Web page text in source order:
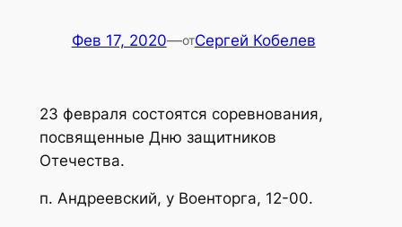
Фев 17, 2020—отСергей Кобелев
23 февраля состоятся соревнования,
посвященные Дню защитников
Отечества.
п. Андреевский, у Военторга, 12-00.